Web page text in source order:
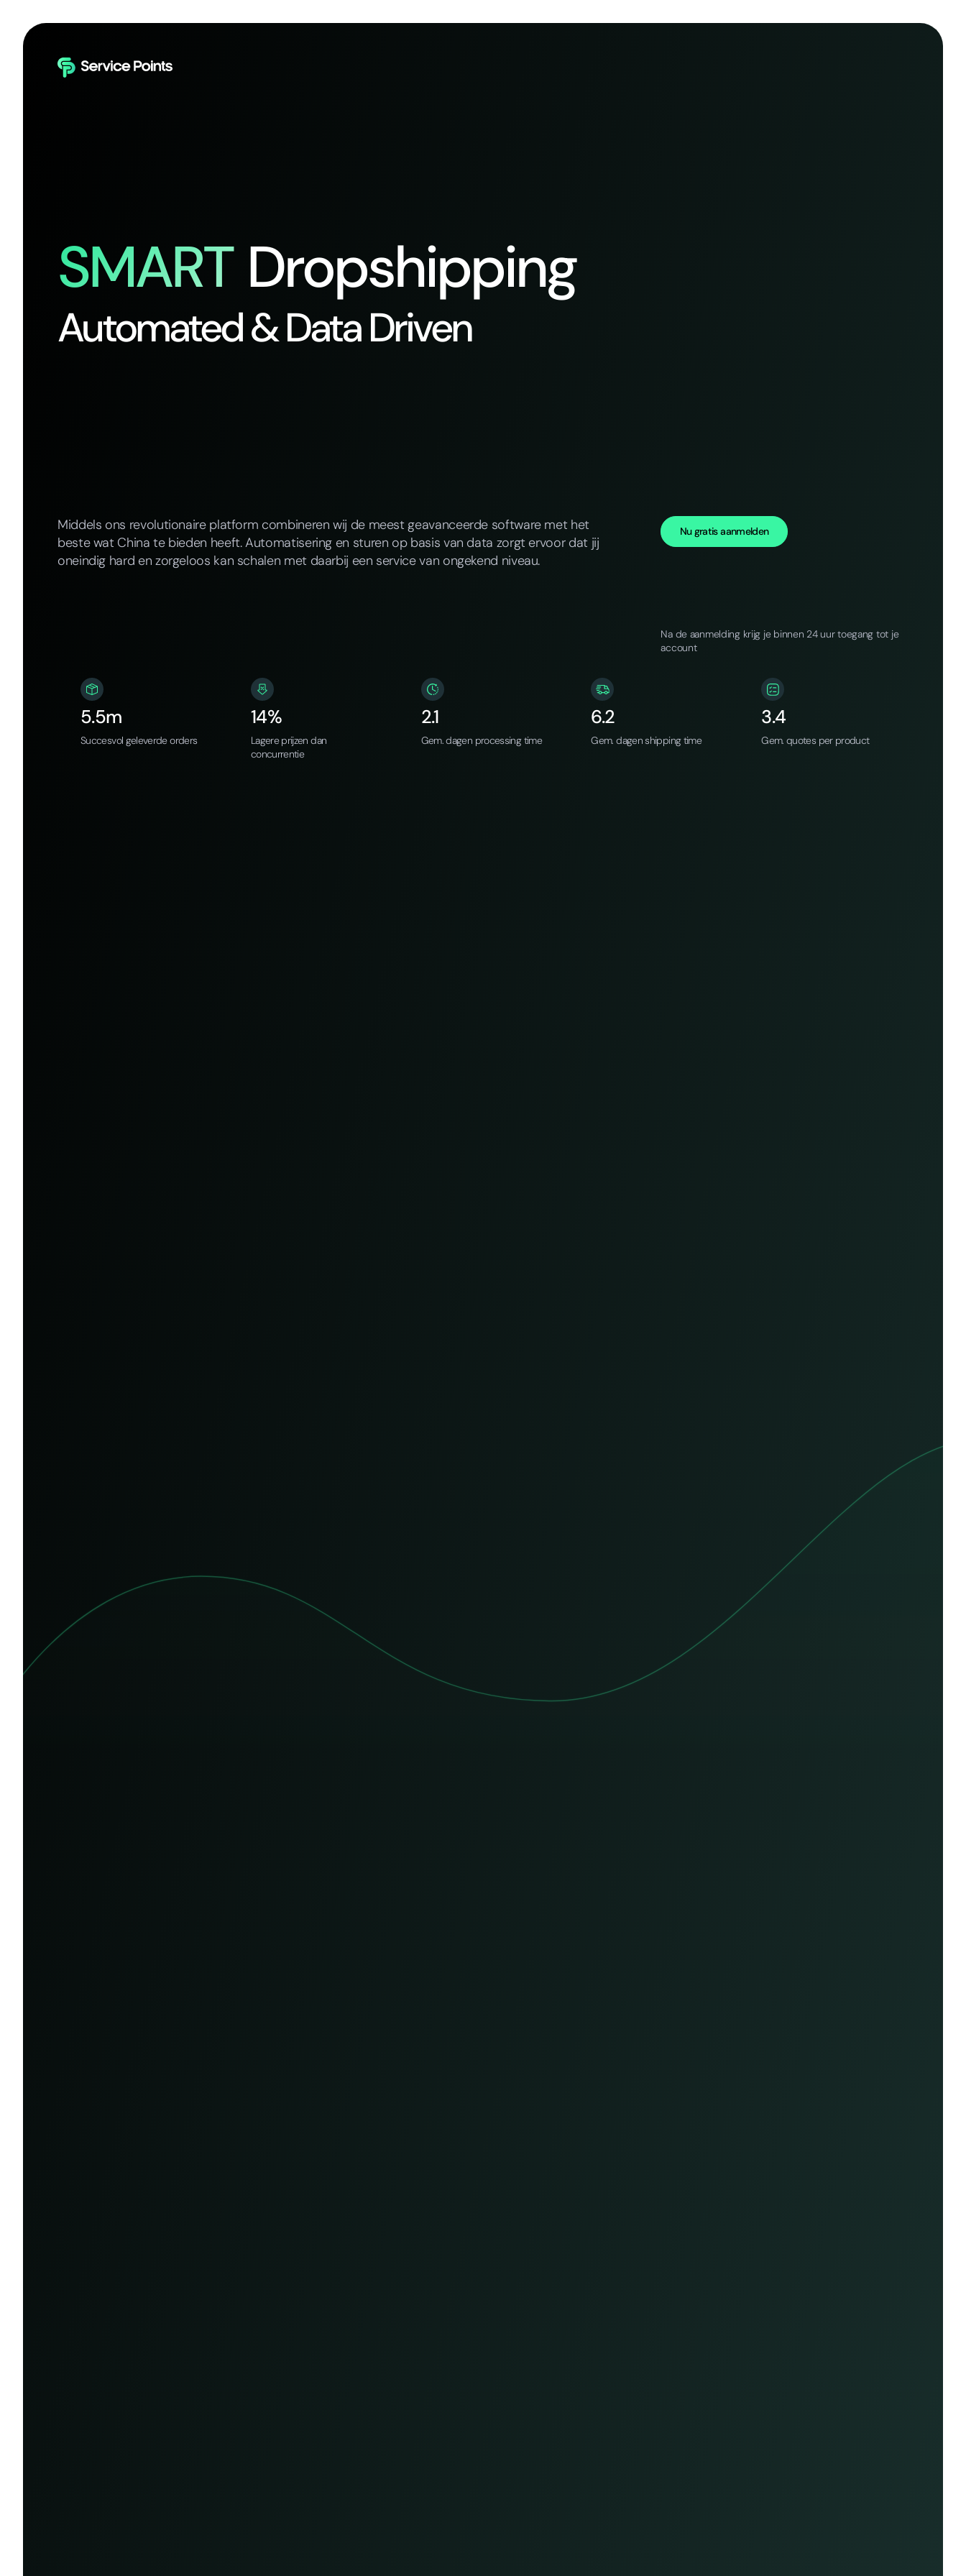
SMART Dropshipping
Automated & Data Driven
Middels ons revolutionaire platform combineren wij de meest geavanceerde software met het
beste wat China te bieden heeft. Automatisering en sturen op basis van data zorgt ervoor dat jij
oneindig hard en zorgeloos kan schalen met daarbij een service van ongekend niveau.
Nu gratis aanmelden
Na de aanmelding krijg je binnen 24 uur toegang tot je
account
5.5m
Succesvol geleverde orders
14%
Lagere prijzen dan
concurrentie
2.1
Gem. dagen processing time
6.2
Gem. dagen shipping time
3.4
Gem. quotes per product